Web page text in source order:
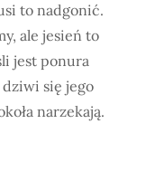
to nadgonić.
ale jesień to
jest ponura
się jego
narzekają.